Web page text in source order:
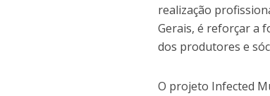
realização
Gerais, é reforçar a
dos produtores e
O projeto Infected